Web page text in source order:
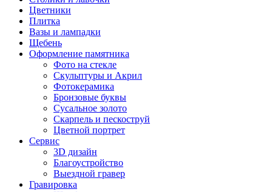
Цветники
Плитка
Вазы и лампадки
Щебень
Оформление памятника
Фото на стекле
Скульптуры и Акрил
Фотокерамика
Бронзовые буквы
Сусальное золото
Скарпель и пескоструй
Цветной портрет
Сервис
3D дизайн
Благоустройство
Выездной гравер
Гравировка